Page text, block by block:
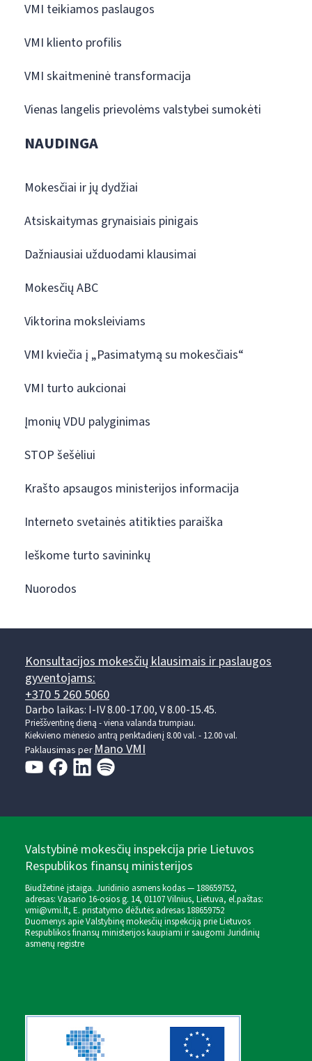
VMI teikiamos paslaugos
VMI kliento profilis
VMI skaitmeninė transformacija
Vienas langelis prievolėms valstybei sumokėti
NAUDINGA
Mokesčiai ir jų dydžiai
Atsiskaitymas grynaisiais pinigais
Dažniausiai užduodami klausimai
Mokesčių ABC
Viktorina moksleiviams
VMI kviečia į „Pasimatymą su mokesčiais“
VMI turto aukcionai
Įmonių VDU palyginimas
STOP šešėliui
Krašto apsaugos ministerijos informacija
Interneto svetainės atitikties paraiška
Ieškome turto savininkų
Nuorodos
Konsultacijos mokesčių klausimais ir paslaugos
gyventojams:
+370 5 260 5060
Darbo laikas: I-IV 8.00-17.00, V 8.00-15.45.
Prieššventinę dieną - viena valanda trumpiau.
Kiekvieno mėnesio antrą penktadienį 8.00 val. - 12.00 val.
Paklausimas perMano VMI
Valstybinė mokesčių inspekcija prie Lietuvos
Respublikos finansų ministerijos
Biudžetinė įstaiga. Juridinio asmens kodas — 188659752,
adresas: Vasario 16-osios g. 14, 01107 Vilnius, Lietuva, el.paštas:
vmi@vmi.lt, E. pristatymo dėžutės adresas 188659752
Duomenys apie Valstybinę mokesčių inspekciją prie Lietuvos
Respublikos finansų ministerijos kaupiami ir saugomi Juridinių
asmenų registre